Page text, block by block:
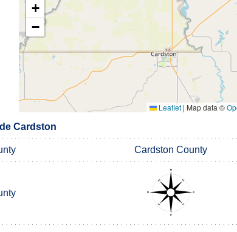
+
−
Leaflet | Map data ©
Cardston
Cardston County